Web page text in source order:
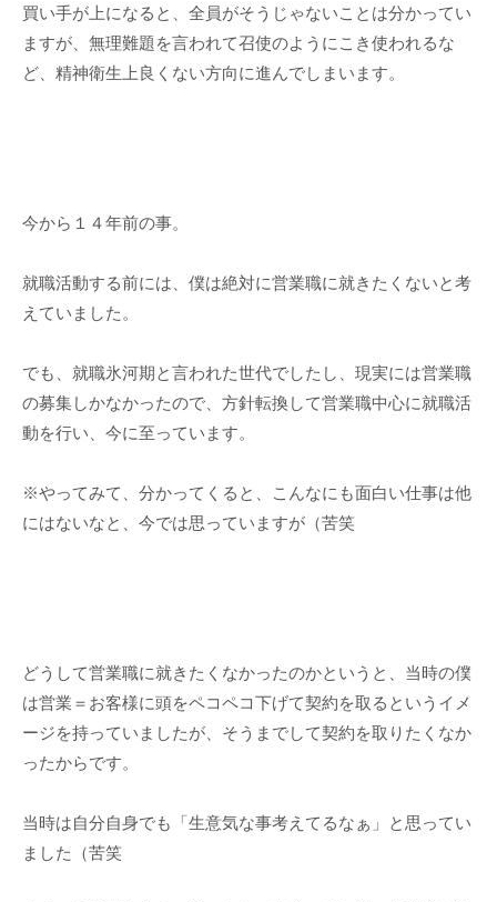
買い手が上になると、全員がそうじゃないことは分かってい
ますが、無理難題を言われて召使のようにこき使われるな
ど、精神衛生上良くない方向に進んでしまいます。
今から１４年前の事。
就職活動する前には、僕は絶対に営業職に就きたくないと考
えていました。
でも、就職氷河期と言われた世代でしたし、現実には営業職
の募集しかなかったので、方針転換して営業職中心に就職活
動を行い、今に至っています。
※やってみて、分かってくると、こんなにも面白い仕事は他
にはないなと、今では思っていますが（苦笑
どうして営業職に就きたくなかったのかというと、当時の僕
は営業＝お客様に頭をペコペコ下げて契約を取るというイメ
ージを持っていましたが、そうまでして契約を取りたくなか
ったからです。
当時は自分自身でも「生意気な事考えてるなぁ」と思ってい
ました（苦笑